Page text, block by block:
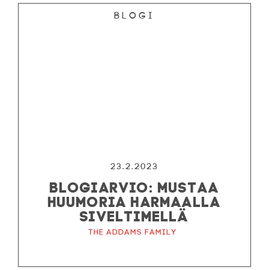
Blogi
23.2.2023
BLOGIARVIO: MUSTAA
HUUMORIA HARMAALLA
SIVELTIMELLÄ
The Addams Family